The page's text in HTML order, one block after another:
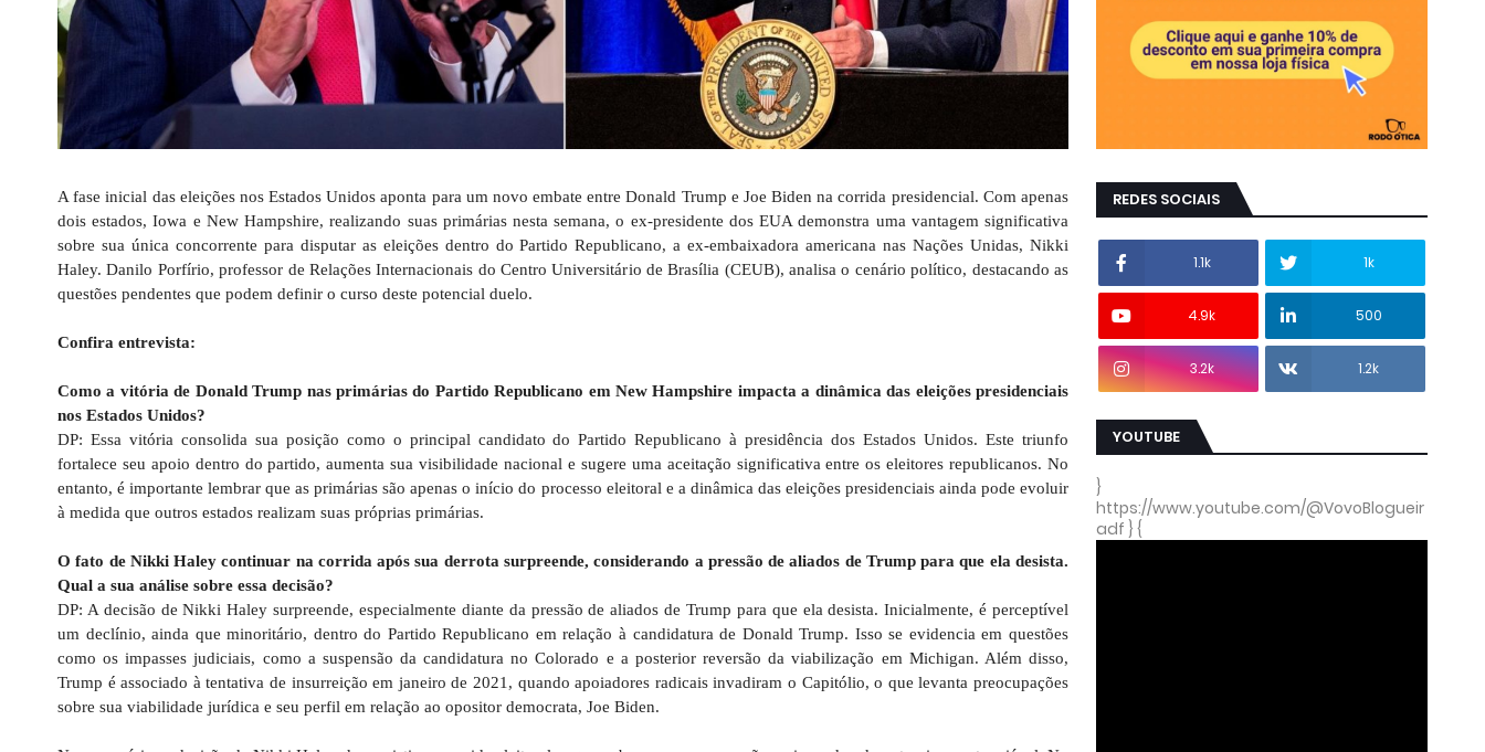
A fase inicial das eleições nos Estados Unidos aponta para um novo embate entre Donald Trump e Joe Biden na corrida presidencial. Com apenas
dois estados, Iowa e New Hampshire, realizando suas primárias nesta semana, o ex-presidente dos EUA demonstra uma vantagem significativa
sobre sua única concorrente para disputar as eleições dentro do Partido Republicano, a ex-embaixadora americana nas Nações Unidas, Nikki
Haley. Danilo Porfírio, professor de Relações Internacionais do Centro Universitário de Brasília (CEUB), analisa o cenário político, destacando as
questões pendentes que podem definir o curso deste potencial duelo.
Confira entrevista:
Como a vitória de Donald Trump nas primárias do Partido Republicano em New Hampshire impacta a dinâmica das eleições presidenciais
nos Estados Unidos?
DP: Essa vitória consolida sua posição como o principal candidato do Partido Republicano à presidência dos Estados Unidos. Este triunfo
fortalece seu apoio dentro do partido, aumenta sua visibilidade nacional e sugere uma aceitação significativa entre os eleitores republicanos. No
entanto, é importante lembrar que as primárias são apenas o início do processo eleitoral e a dinâmica das eleições presidenciais ainda pode evoluir
à medida que outros estados realizam suas próprias primárias.
O fato de Nikki Haley continuar na corrida após sua derrota surpreende, considerando a pressão de aliados de Trump para que ela desista.
Qual a sua análise sobre essa decisão?
DP: A decisão de Nikki Haley surpreende, especialmente diante da pressão de aliados de Trump para que ela desista. Inicialmente, é perceptível
um declínio, ainda que minoritário, dentro do Partido Republicano em relação à candidatura de Donald Trump. Isso se evidencia em questões
como os impasses judiciais, como a suspensão da candidatura no Colorado e a posterior reversão da viabilização em Michigan. Além disso,
Trump é associado à tentativa de insurreição em janeiro de 2021, quando apoiadores radicais invadiram o Capitólio, o que levanta preocupações
sobre sua viabilidade jurídica e seu perfil em relação ao opositor democrata, Joe Biden.
REDES SOCIAIS
1.1k 1k
4.9k 500
3.2k 1.2k
YOUTUBE
}
https://www.youtube.com/@VovoBlogueir
adf } {